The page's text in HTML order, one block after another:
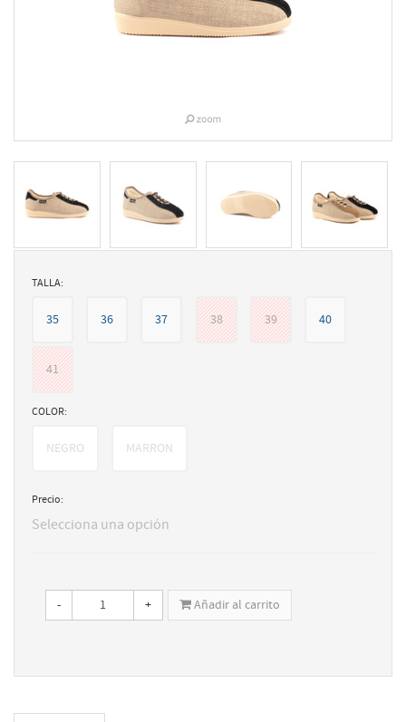
TALLA:
35 36 37 38 39 40
41
COLOR:
NEGRO MARRON
Precio:
Selecciona una opción
- + Añadir al carrito